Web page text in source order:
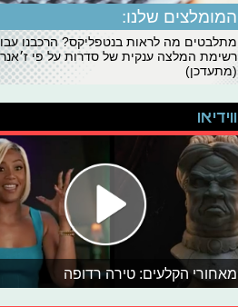
המומלצים שלנו:
מתלבטים מה לראות בנטפליקס? הרכבנו
רשימת המלצה ענקית של סדרות על פי
(מתעדכן)
ווידיאו
מאחורי הקלעים: טירה רדופה